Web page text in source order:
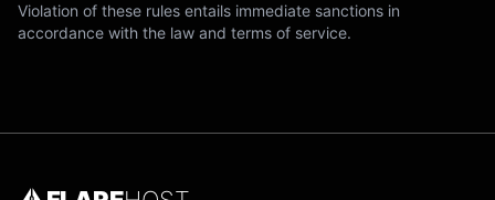
Violation of these rules entails immediate sanctions in
accordance with the law and terms of service.